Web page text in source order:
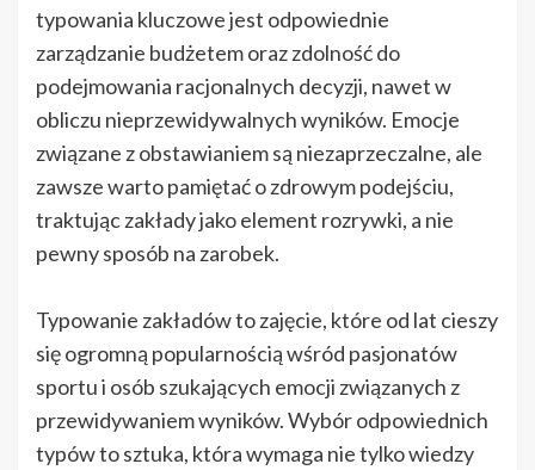
typowania kluczowe jest odpowiednie
zarządzanie budżetem oraz zdolność do
podejmowania racjonalnych decyzji, nawet w
obliczu nieprzewidywalnych wyników. Emocje
związane z obstawianiem są niezaprzeczalne, ale
zawsze warto pamiętać o zdrowym podejściu,
traktując zakłady jako element rozrywki, a nie
pewny sposób na zarobek.
Typowanie zakładów to zajęcie, które od lat cieszy
się ogromną popularnością wśród pasjonatów
sportu i osób szukających emocji związanych z
przewidywaniem wyników. Wybór odpowiednich
typów to sztuka, która wymaga nie tylko wiedzy